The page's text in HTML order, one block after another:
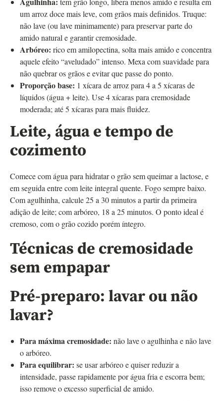
um arroz doce mais leve, com grãos mais definidos. Truque:
não lave (ou lave minimamente) para preservar parte do
amido natural e garantir cremosidade.
Arbóreo: rico em amilopectina, solta mais amido e concentra
aquele efeito “aveludado” intenso. Mexa com suavidade para
não quebrar os grãos e evitar que passe do ponto.
Proporção base: 1 xícara de arroz para 4 a 5 xícaras de
líquidos (água + leite). Use 4 xícaras para cremosidade
moderada; até 5 xícaras para mais fluidez.
Leite, água e tempo de
cozimento
Comece com água para hidratar o grão sem queimar a lactose, e
em seguida entre com leite integral quente. Fogo sempre baixo.
Com agulhinha, calcule 25 a 30 minutos a partir da primeira
adição de leite; com arbóreo, 18 a 25 minutos. O ponto ideal é
cremoso, com o grão cozido porém íntegro.
Técnicas de cremosidade
sem empapar
Pré-preparo: lavar ou não
lavar?
Para máxima cremosidade: não lave o agulhinha e não lave
o arbóreo.
Para equilibrar: se usar arbóreo e quiser reduzir a
intensidade, passe rapidamente por água fria e escorra bem;
isso remove o excesso superficial de amido.